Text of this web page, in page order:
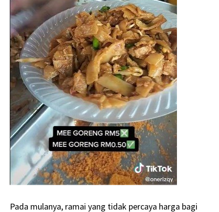
Pada mulanya, ramai yang tidak percaya harga bagi